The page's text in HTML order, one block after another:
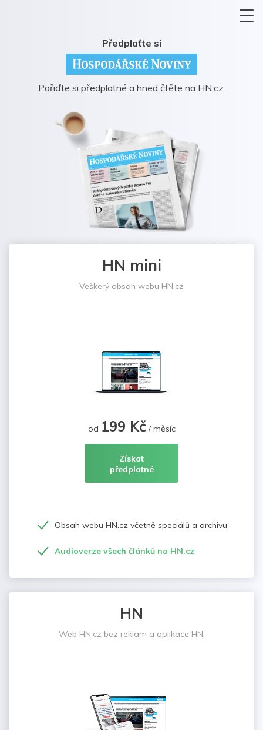
Předplaťte si
Pořiďte si předplatné a hned čtěte na HN.cz.
HN mini
Veškerý obsah webu HN.cz
od 199 Kč/ měsíc
Získat
předplatné
Obsah webu HN.cz včetně speciálů a archivu
Audioverze všech článků na HN.cz
HN
Web HN.cz bez reklam a aplikace HN.